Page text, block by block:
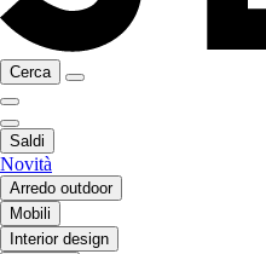
Cerca
Saldi
Novità
Arredo outdoor
Mobili
Interior design